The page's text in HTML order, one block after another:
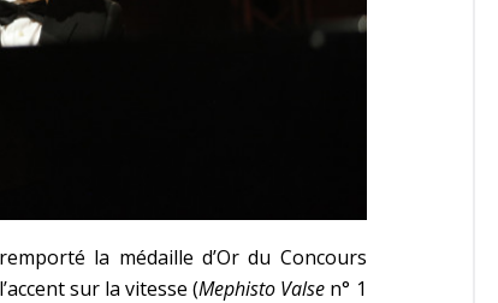
la médaille d’Or du Concours
sur la vitesse (Mephisto Valse n° 1